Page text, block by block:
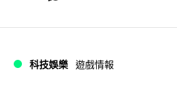
科技娛樂 遊戲情報